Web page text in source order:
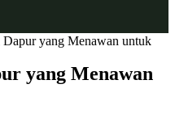
yang Menawan untuk
yang Menawan